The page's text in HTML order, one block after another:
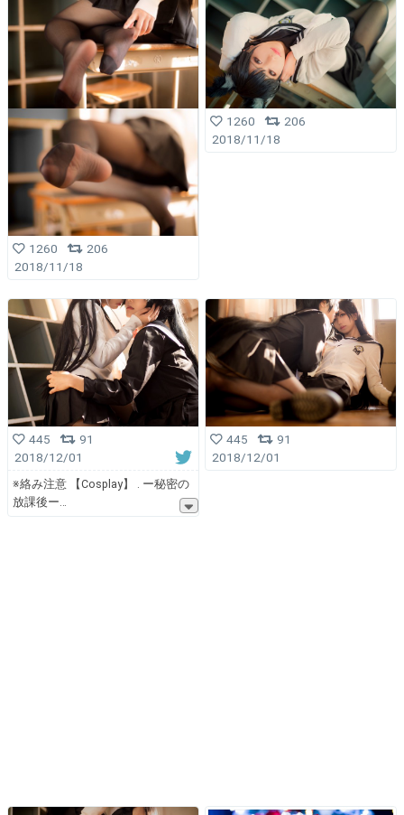
1260
206
2018/11/18
1260
206
2018/11/18
445
91
2018/12/01
※絡み注意 【Cosplay】 . ー秘密の
放課後ー
445
91
2018/12/01